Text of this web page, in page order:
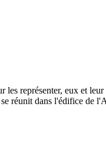
représenter, eux et
réunit dans l'édifice de